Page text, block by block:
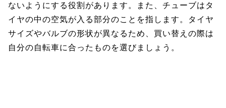
ないようにする役割があります。また、チューブはタ
イヤの中の空気が入る部分のことを指します。タイヤ
サイズやバルブの形状が異なるため、買い替えの際は
自分の自転車に合ったものを選びましょう。